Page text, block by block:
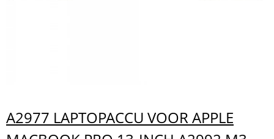
A2977 LAPTOPACCU VOOR APPLE